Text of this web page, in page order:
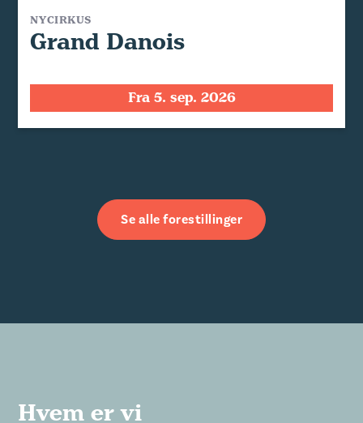
NYCIRKUS
Grand Danois
Fra 5. sep. 2026
Se alle forestillinger
Hvem er vi